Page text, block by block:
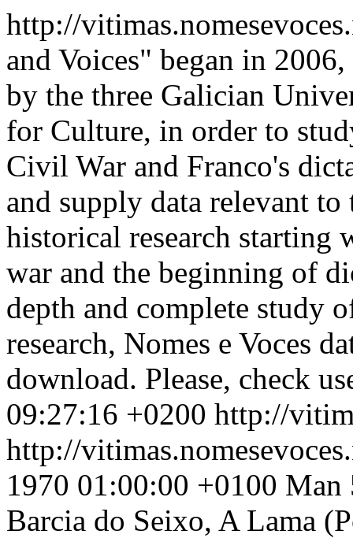
http://
and Voices" began in
by the three Galician
for Culture, in order to
Civil War and Franco's
and supply data relevant
historical research starting
war and the beginning of
depth and complete study
research, Nomes e Voces
download. Please, check
09:27:16 +0200 http://
http://
1970 01:00:00 +0100 Man
Barcia do Seixo, A Lama